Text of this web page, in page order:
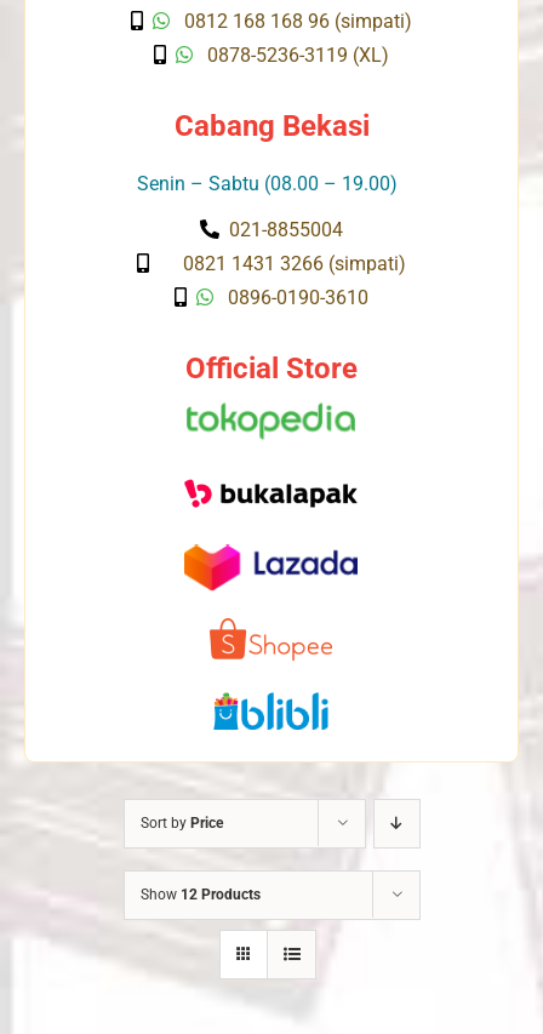
0812 168 168 96 (simpati)
0878-5236-3119 (XL)
Cabang Bekasi
Senin – Sabtu (08.00 – 19.00)
021-8855004
0821 1431 3266 (simpati)
0896-0190-3610
Official Store
Sort by Price
Show 12 Products